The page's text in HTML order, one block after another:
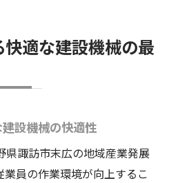
適な建設機械の最
設機械の快適性
県諏訪市末広の地域産業発展
員の作業環境が向上するこ